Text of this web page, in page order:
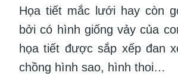
Họa tiết mắc lưới hay còn
bởi có hình giống vảy của
họa tiết được sắp xếp đan
chồng hình sao, hình thoi…